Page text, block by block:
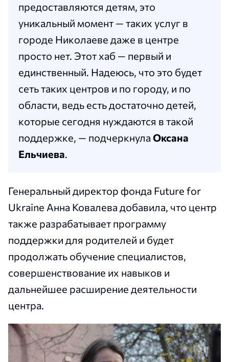
предоставляются детям, это
уникальный момент — таких услуг в
городе Николаеве даже в центре
просто нет. Этот хаб — первый и
единственный. Надеюсь, что это будет
сеть таких центров и по городу, и по
области, ведь есть достаточно детей,
которые сегодня нуждаются в такой
поддержке, — подчеркнула Оксана
Ельчиева.
Генеральный директор фонда Future for
Ukraine Анна Ковалева добавила, что центр
также разрабатывает программу
поддержки для родителей и будет
продолжать обучение специалистов,
совершенствование их навыков и
дальнейшее расширение деятельности
центра.